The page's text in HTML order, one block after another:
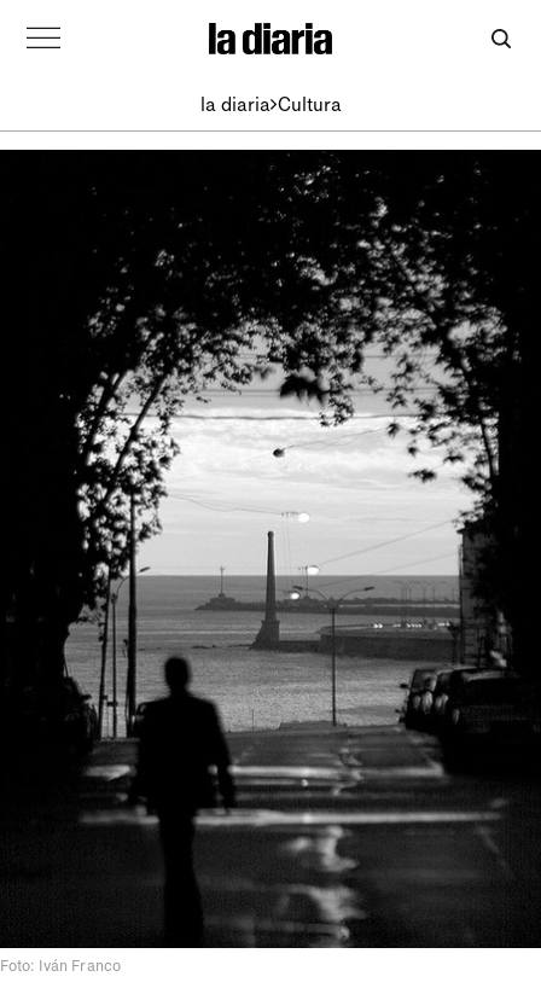
la diaria Cultura
Foto: Iván Franco